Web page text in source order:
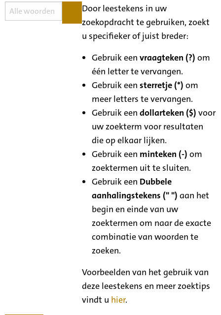
Door leestekens in uw
zoekopdracht te gebruiken, zoekt
u specifieker of juist breder:
Gebruik eenvraagteken (?) om
één letter te vervangen.
Gebruik eensterretje (*) om
meer letters te vervangen.
Gebruik eendollarteken ($) voor
uw zoekterm voor resultaten
die op elkaar lijken.
Gebruik een minteken (-) om
zoektermen uit te sluiten.
Gebruik een Dubbele
aanhalingstekens (" ") aan het
begin en einde van uw
zoektermen om naar de exacte
combinatie van woorden te
zoeken.
Voorbeelden van het gebruik van
deze leestekens en meer zoektips
vindt u hier.